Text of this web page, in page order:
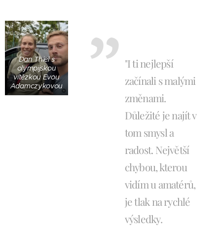
Dan Thiel s
olympijskou
vítězkou Evou
Adamczykovou
"I ti nejlepší
začínali s malými
změnami.
Důležité je najít v
tom smysl a
radost. Největší
chybou, kterou
vidím u amatérů,
je tlak na rychlé
výsledky.